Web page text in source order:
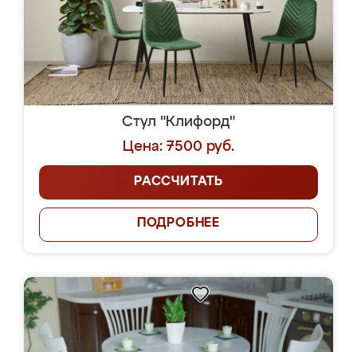
Стул "Клифорд"
Цена: 7500 руб.
РАССЧИТАТЬ
ПОДРОБНЕЕ